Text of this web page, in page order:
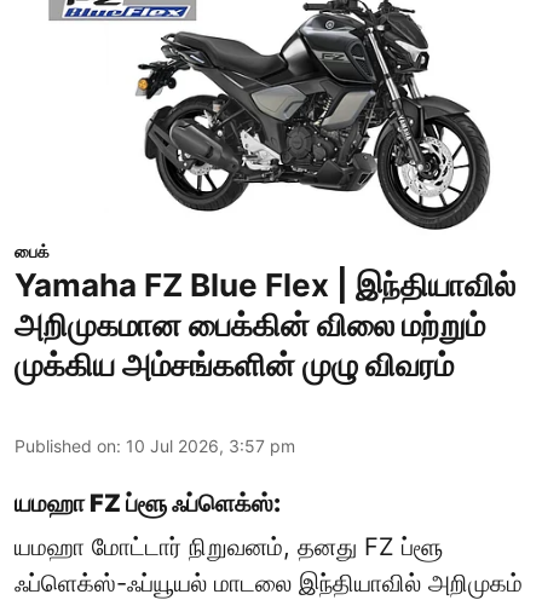
பைக்
Yamaha FZ Blue Flex | இந்தியாவில்
அறிமுகமான பைக்கின் விலை மற்றும்
முக்கிய அம்சங்களின் முழு விவரம்
Published on: 10 Jul 2026, 3:57 pm
யமஹா FZ ப்ளூ ஃப்ளெக்ஸ்:
யமஹா மோட்டார் நிறுவனம், தனது FZ ப்ளூ
ஃப்ளெக்ஸ்-ஃப்யூயல் மாடலை இந்தியாவில் அறிமுகம்